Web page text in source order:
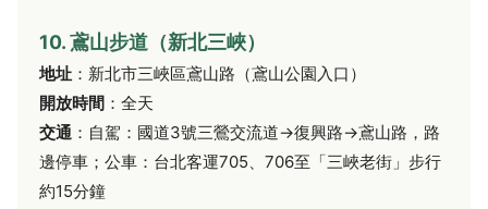
10. 鳶山步道（新北三峽）
地址 ：新北市三峽區鳶山路（鳶山公園入口）
開放時間 ：全天
交通 ：自駕：國道3號三鶯交流道→復興路→鳶山路，路
邊停車；公車：台北客運705、706至「三峽老街」步行
約15分鐘